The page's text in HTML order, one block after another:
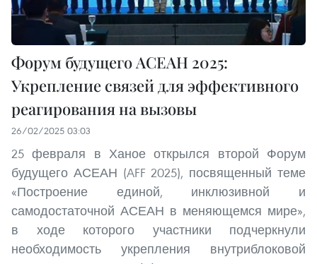
Форум будущего АСЕАН 2025:
Укрепление связей для эффективного
реагирования на вызовы
26/02/2025 03:03
25 февраля в Ханое открылся второй Форум
будущего АСЕАН (AFF 2025), посвященный теме
«Построение единой, инклюзивной и
самодостаточной АСЕАН в меняющемся мире»,
в ходе которого участники подчеркнули
необходимость укрепления внутриблоковой